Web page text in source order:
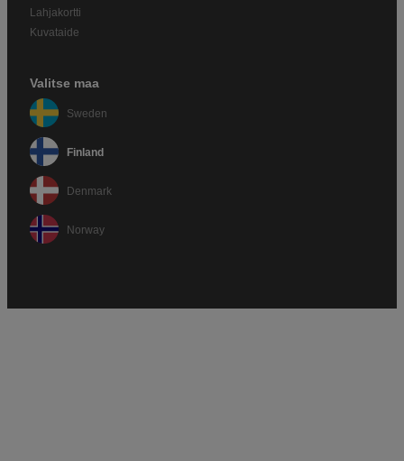
Lahjakortti
Kuvataide
Valitse maa
Sweden
Finland
Denmark
Norway